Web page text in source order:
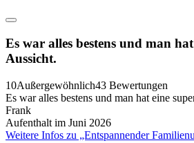
Es war alles bestens und man
Aussicht.
10Außergewöhnlich43 Bewertungen
Es war alles bestens und man hat eine
Frank
Aufenthalt im Juni 2026
Weitere Infos zu „Entspannender